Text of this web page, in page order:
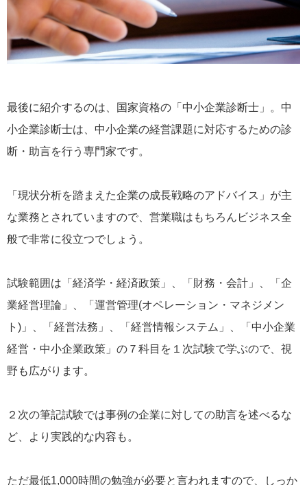
最後に紹介するのは、国家資格の「中小企業診断士」。中
小企業診断士は、中小企業の経営課題に対応するための診
断・助言を行う専門家です。
「現状分析を踏まえた企業の成長戦略のアドバイス」が主
な業務とされていますので、営業職はもちろんビジネス全
般で非常に役立つでしょう。
試験範囲は「経済学・経済政策」、「財務・会計」、「企
業経営理論」、「運営管理(オペレーション・マネジメン
ト)」、「経営法務」、「経営情報システム」、「中小企業
経営・中小企業政策」の７科目を１次試験で学ぶので、視
野も広がります。
２次の筆記試験では事例の企業に対しての助言を述べるな
ど、より実践的な内容も。
ただ最低1,000時間の勉強が必要と言われますので、しっか